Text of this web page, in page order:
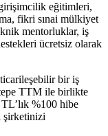
eğitimleri,
fikri sınai mülkiyet
mentorluklar, iş
ücretsiz olarak
bir iş
TTM ile birlikte
%100 hibe
şirketinizi